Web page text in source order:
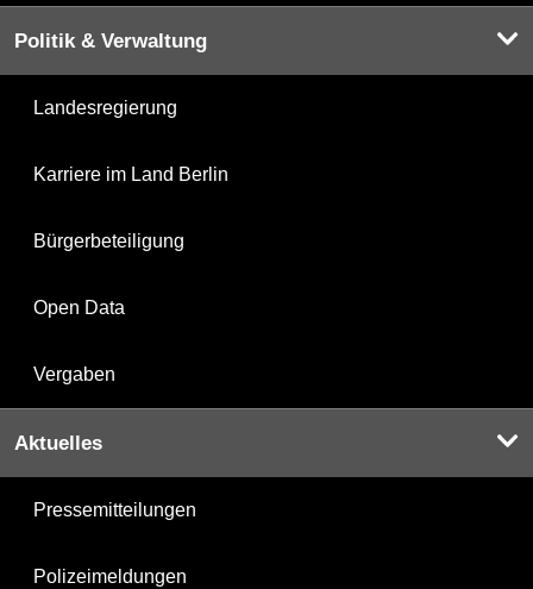
Politik & Verwaltung
Landesregierung
Karriere im Land Berlin
Bürgerbeteiligung
Open Data
Vergaben
Aktuelles
Pressemitteilungen
Polizeimeldungen